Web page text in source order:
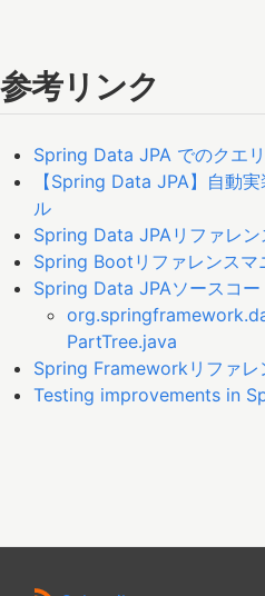
参考リンク
Spring Data JPA でのクエ
【Spring Data JPA】自動
ル
Spring Data JPAリファレン
Spring Bootリファレンスマ
Spring Data JPAソースコー
PartTree.java
Spring Frameworkリファレ
Testing improvements in